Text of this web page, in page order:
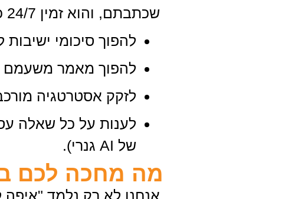
שכתבתם, והוא זמין 24/7 כדי:
להפוך סיכומי ישיבות
להפוך מאמר משעמם
לזקק אסטרטגיה
לענות על כל שאלה
של AI גנרי).
מה מחכה לכם
אנחנו לא רק נלמד "איפה